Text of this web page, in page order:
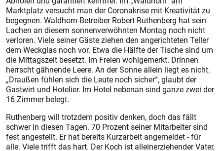
Marktplatz versucht man der Coronakrise mit Kreativität zu
begegnen. Waldhorn-Betreiber Robert Ruthenberg hat sein
Lachen an diesem sonnenverwöhnten Montag noch nicht
verloren. Viele seiner Gäste ziehen den angerichteten Teller
dem Weckglas noch vor. Etwa die Hälfte der Tische sind um
die Mittagszeit besetzt. Im Freien wohlgemerkt. Drinnen
herrscht gähnende Leere. An der Sonne allein liegt es nicht.
„Draußen fühlen sich die Leute noch sicher“, glaubt der
Gastwirt und Hotelier. Im Hotel nebenan sind ganze zwei der
16 Zimmer belegt.
Ruthenberg will trotzdem positiv denken, doch das fällt
schwer in diesen Tagen. 70 Prozent seiner Mitarbeiter sind
fest angestellt. Er hat bereits Kurzarbeit angemeldet - für
alle. Viele trifft das hart. Der Koch ist alleinerziehender Vater,